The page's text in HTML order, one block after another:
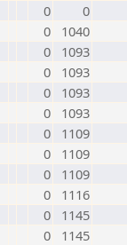
0
0
0
1040
0
1093
0
1093
0
1093
0
1093
0
1109
0
1109
0
1109
0
1116
0
1145
0
1145